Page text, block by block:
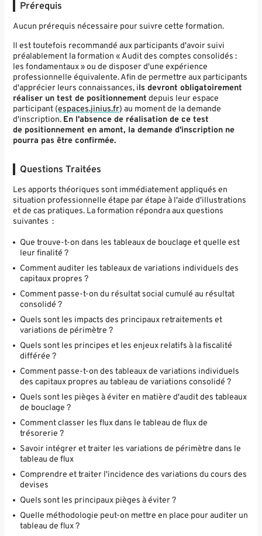
Prérequis
Aucun prérequis nécessaire pour suivre cette formation.
Il est toutefois recommandé aux participants d'avoir suivi
préalablement la formation « Audit des comptes consolidés :
les fondamentaux » ou de disposer d'une expérience
professionnelle équivalente. Afin de permettre aux participants
d'apprécier leurs connaissances, ils devront obligatoirement
réaliser un test de positionnement depuis leur espace
participant (espaces.jinius.fr) au moment de la demande
d'inscription. En l'absence de réalisation de ce test
de positionnement en amont, la demande d'inscription ne
pourra pas être confirmée.
Questions Traitées
Les apports théoriques sont immédiatement appliqués en
situation professionnelle étape par étape à l'aide d'illustrations
et de cas pratiques. La formation répondra aux questions
suivantes :
Que trouve-t-on dans les tableaux de bouclage et quelle est
leur finalité ?
Comment auditer les tableaux de variations individuels des
capitaux propres ?
Comment passe-t-on du résultat social cumulé au résultat
consolidé ?
Quels sont les impacts des principaux retraitements et
variations de périmètre ?
Quels sont les principes et les enjeux relatifs à la fiscalité
différée ?
Comment passe-t-on des tableaux de variations individuels
des capitaux propres au tableau de variations consolidé ?
Quels sont les pièges à éviter en matière d'audit des tableaux
de bouclage ?
Comment classer les flux dans le tableau de flux de
trésorerie ?
Savoir intégrer et traiter les variations de périmètre dans le
tableau de flux
Comprendre et traiter l'incidence des variations du cours des
devises
Quels sont les principaux pièges à éviter ?
Quelle méthodologie peut-on mettre en place pour auditer un
tableau de flux ?